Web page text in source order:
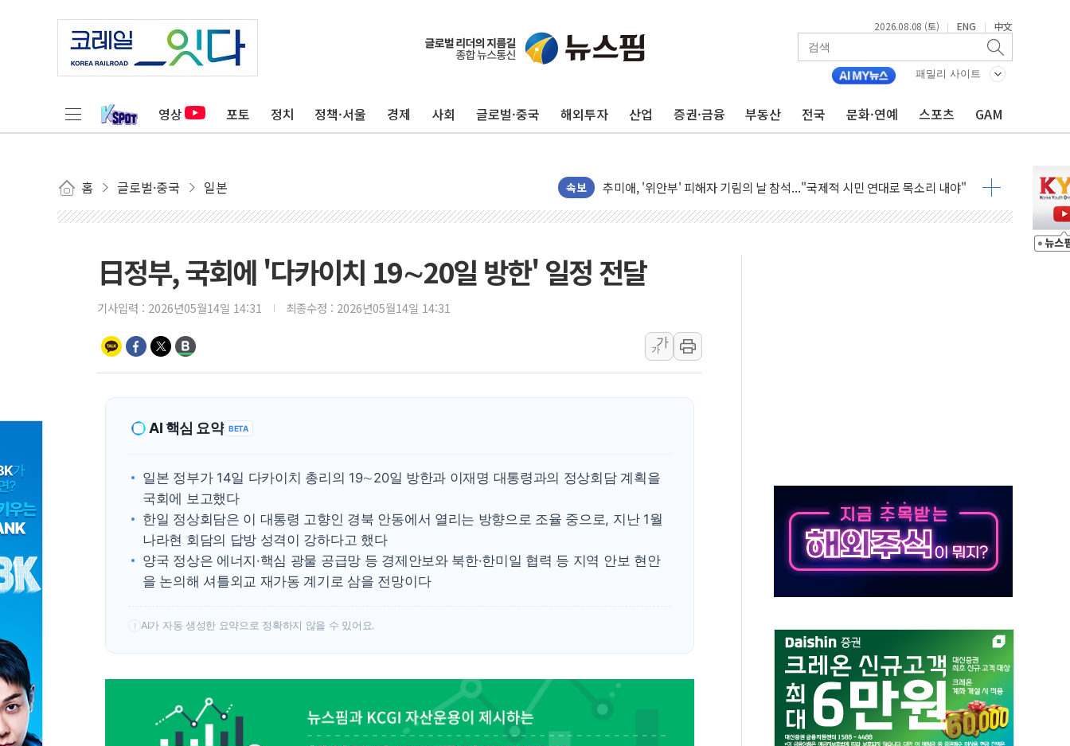
2026.08.08 (토) | ENG | 中文
패밀리 사이트
영상 포토 정치 정책·서울 경제 사회 글로벌·중국 해외투자 산업 증권·금융 부동산 전국 문화·연예 스포츠 GAM
홈 글로벌·중국 일본 속보
美, 이란전 출구전략 만지작…공습 한계·탄약 부족 현실화
강릉·동해·삼척 시간당 최대 50㎜ 폭우…강원 동해안 강한 비 어어져
서울 중랑구 주택가서 흉기 난동…60대 남성 2명 숨져
李대통령 "결혼 때문에 손해 보는 일 없게"…'결혼 페널티' 22개 과제 손본다
추미애, '위안부' 피해자 기림의 날 참석..."국제적 시민 연대로 목소리 내야"
인천 선재도 갯벌서 해루질 중 실종 60대 나흘만에 숨진 채 발견
'화합' 꺼낸 김민석에 '뻔뻔' 받아친 정청래…제주 연설서 신경전 고조
李대통령, ISA 개편 재검토 지시…與 "적극 환영"·野 "졸속 국정"
연일 폭염에 온열질환 사망 23명…정부, 비상대응기구 가동
中 전방위 아파트 부양, 수도 베이징도 부동산 규제 철폐
인제 용대리 계곡서 수위 상승으로 피서객 7명 고립…전원 구조
동해시, 11~14일 '별똥별 멍' 운영…페르세우스 유성우 관측
폭염에 車 운전면허 기능시험 오전 집중 편성…체감온도 38도 넘으면 중단
日정부, 국회에 '다카이치 19∼20일 방한' 일정 전달
기사입력 : 2026년05월14일 14:31 최종수정 : 2026년05월14일 14:31
가
가
AI 핵심 요약 BETA
일본 정부가 14일 다카이치 총리의 19∼20일 방한과 이재명 대통령과의 정상회담 계획을
국회에 보고했다
한일 정상회담은 이 대통령 고향인 경북 안동에서 열리는 방향으로 조율 중으로, 지난 1월
나라현 회담의 답방 성격이 강하다고 했다
양국 정상은 에너지·핵심 광물 공급망 등 경제안보와 북한·한미일 협력 등 지역 안보 현안
을 논의해 셔틀외교 재가동 계기로 삼을 전망이다
! AI가 자동 생성한 요약으로 정확하지 않을 수 있어요.